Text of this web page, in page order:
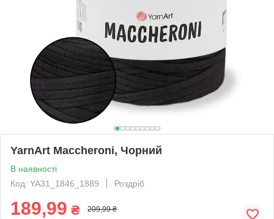
YarnArt Maccheroni, Чорний
В наявності
Код: YA31_1846_1889
Роздріб
189,99 ₴ 209,99 ₴